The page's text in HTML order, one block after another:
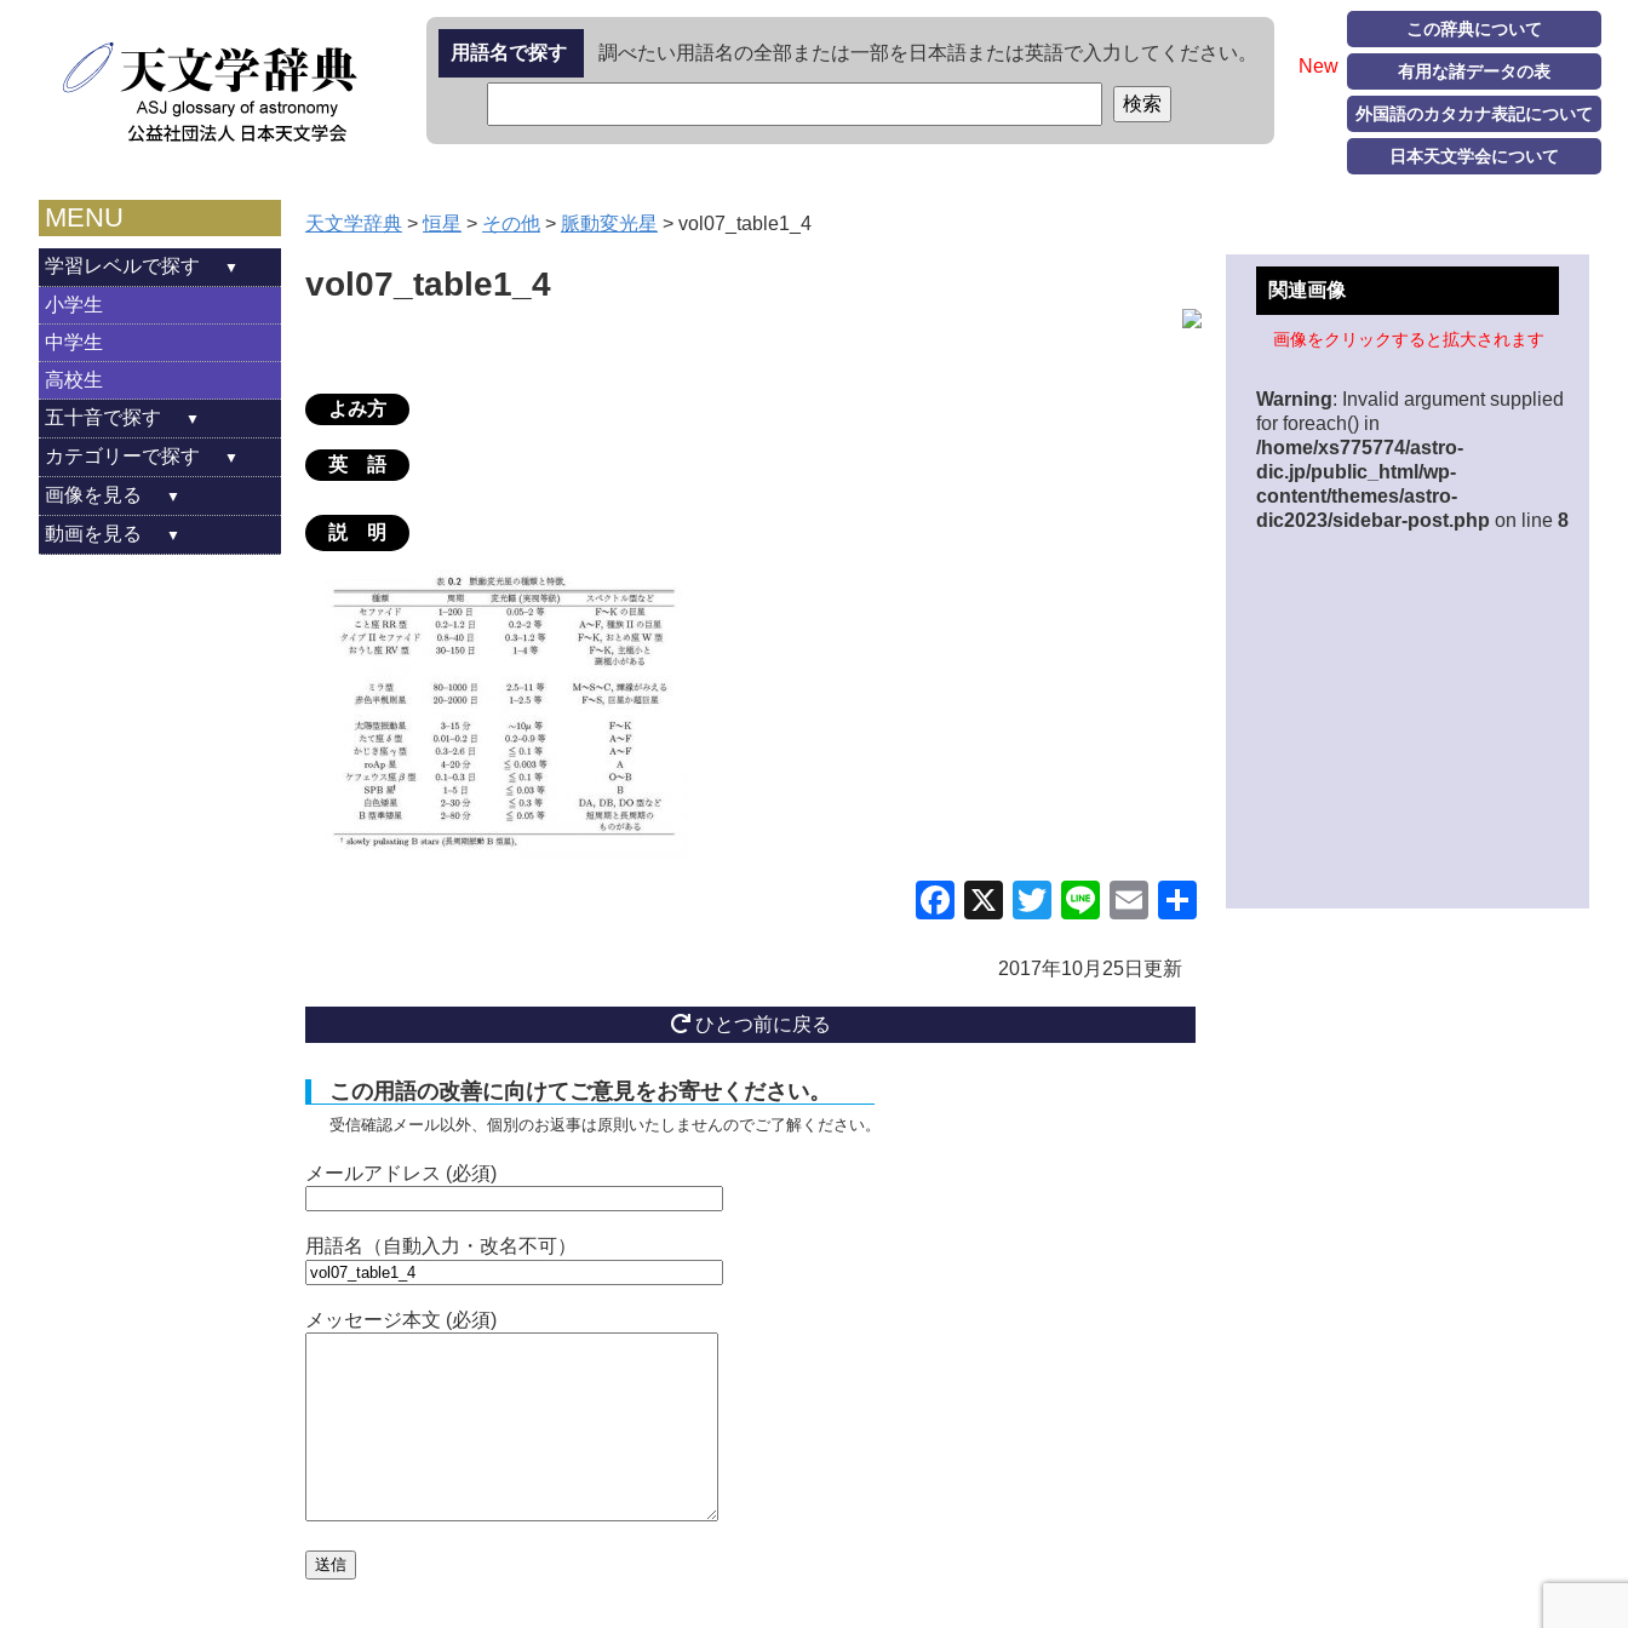
New
この辞典について
有用な諸データの表
外国語のカタカナ表記について
日本天文学会について
用語名で探す 調べたい用語名の全部または一部を日本語または英語で入力してください。
MENU
学習レベルで探す
小学生
中学生
高校生
五十音で探す
カテゴリーで探す
画像を見る
動画を見る
天文学辞典 >恒星 > その他 > 脈動変光星 > vol07_table1_4
vol07_table1_4
よみ方
英 語
説 明
Facebook
X TwitterLineEmail
共
2017年10月25日更新
ひとつ前に戻る
この用語の改善に向けてご意見をお寄せください。
受信確認メール以外、個別のお返事は原則いたしませんのでご了解ください。
メールアドレス (必須)
用語名（自動入力・改名不可）
メッセージ本文 (必須)
関連画像
画像をクリックすると拡大されます
Warning: Invalid argument supplied
for foreach() in
/home/xs775774/astro-
dic.jp/public_html/wp-
content/themes/astro-
dic2023/sidebar-post.php on line 8